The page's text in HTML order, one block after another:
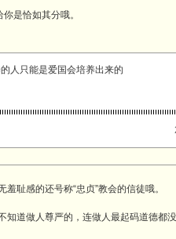
是恰如其分哦。
人只能是爱国会培养出来的
耻感的还号称“忠贞”教会的信徒哦。
知道做人尊严的，连做人最起码道德都